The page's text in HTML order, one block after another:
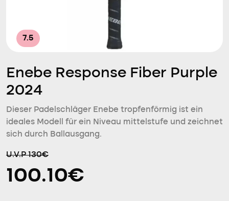
7.5
Enebe Response Fiber Purple
2024
Dieser Padelschläger Enebe tropfenförmig ist ein
ideales Modell für ein Niveau mittelstufe und zeichnet
sich durch Ballausgang.
U.V.P 130€
100.10€